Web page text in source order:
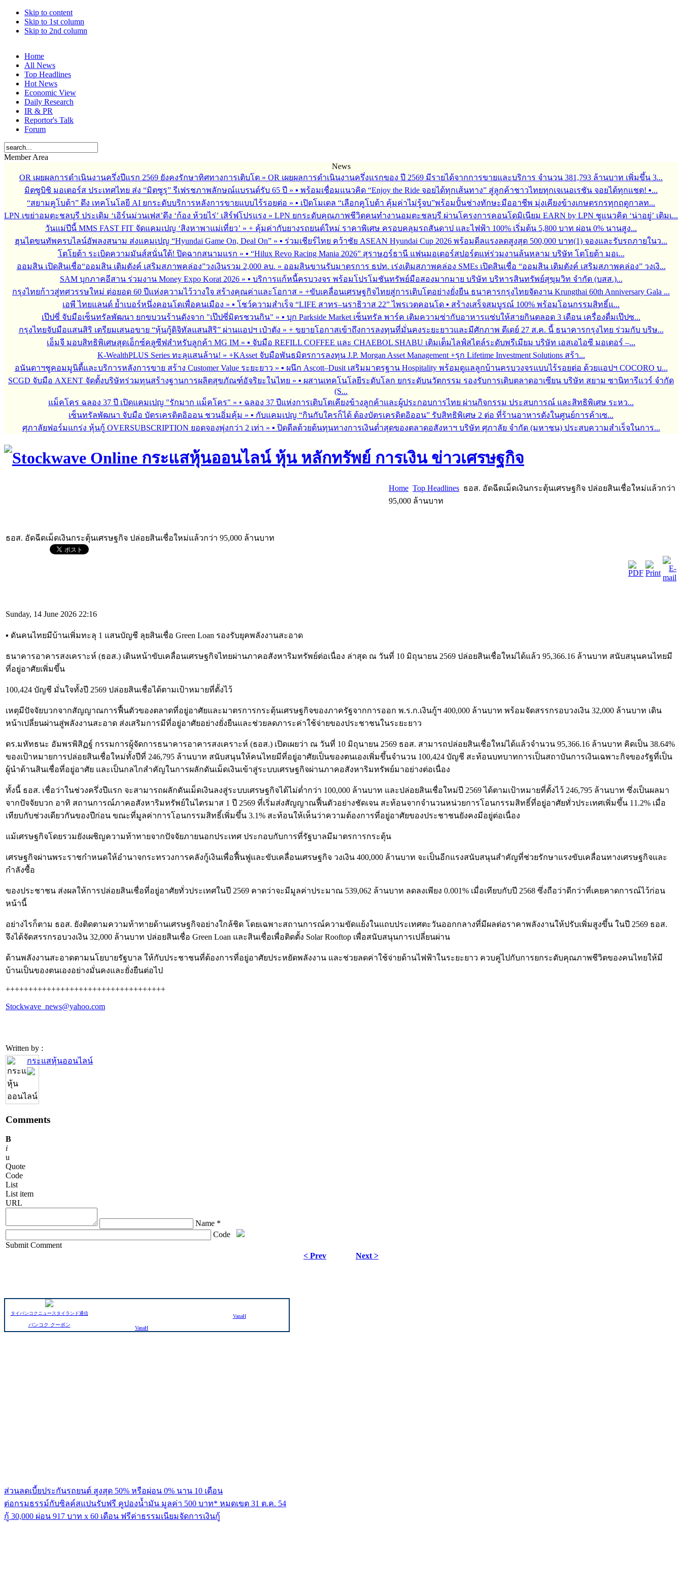
Skip to content
Skip to 1st column
Skip to 2nd column
Home
All News
Top Headlines
Hot News
Economic View
Daily Research
IR & PR
Reportor's Talk
Forum
Member Area
News
OR เผยผลการดำเนินงานครึ่งปีแรก 2569 ยังคงรักษาทิศทางการเติบโต » OR เผยผลการดำเนินงานครึ่งแรกของ ปี 2569 มีรายได้จากการขายและบริการ จำนวน 381,793 ล้านบาท เพิ่มขึ้น 3...
มิตซูบิชิ มอเตอร์ส ประเทศไทย ส่ง “มิตซูรุ” รีเฟรชภาพลักษณ์แบรนด์รับ 65 ปี » ▪︎ พร้อมเชื่อมแนวคิด “Enjoy the Ride จอยได้ทุกเส้นทาง” สู่ลูกค้าชาวไทยทุกเจเนอเรชัน จอยได้ทุกแชต! ▪...
“สยามคูโบต้า” ดึง เทคโนโลยี AI ยกระดับบริการหลังการขายแบบไร้รอยต่อ » ▪︎ เปิดโมเดล “เลือกคูโบต้า คุ้มค่าไม่รู้จบ”พร้อมปั้นช่างทักษะมืออาชีพ มุ่งเคียงข้างเกษตรกรทุกฤดูกาลท...
LPN เขย่าอมตะชลบุรี ประเดิม ‘เอิร์นม่วนเฟส’ดึง ‘ก้อง ห้วยไร่’ เสิร์ฟโปรแรง » LPN ยกระดับคุณภาพชีวิตคนทำงานอมตะชลบุรี ผ่านโครงการคอนโดมิเนียม EARN by LPN ชูแนวคิด ‘น่าอยู่’ เติมเ...
วันแม่ปีนี้ MMS FAST FIT จัดแคมเปญ ‘สิงหาพาแม่เที่ยว’ » + คุ้มค่ากับยางรถยนต์ใหม่ ราคาพิเศษ ครอบคลุมรถสันดาป และไฟฟ้า 100% เริ่มต้น 5,800 บาท ผ่อน 0% นานสูง...
ฮุนไดขนทัพครบไลน์อัพลงสนาม ส่งแคมเปญ “Hyundai Game On, Deal On” » ▪︎ ร่วมเชียร์ไทย คว้าชัย ASEAN Hyundai Cup 2026 พร้อมดีลแรงลดสูงสุด 500,000 บาท(1) จองและรับรถภายในว...
โตโยต้า ระเบิดความมันส์สนั่นใต้! ปิดฉากสนามแรก » ▪︎ “Hilux Revo Racing Mania 2026” สุราษฎร์ธานี แฟนมอเตอร์สปอร์ตแห่ร่วมงานล้นหลาม บริษัท โตโยต้า มอเ...
ออมสิน เปิดสินเชื่อ“ออมสิน เติมตังค์ เสริมสภาพคล่อง”วงเงินรวม 2,000 ลบ. » ออมสินขานรับมาตรการ ธปท. เร่งเติมสภาพคล่อง SMEs เปิดสินเชื่อ “ออมสิน เติมตังค์ เสริมสภาพคล่อง” วงเงิ...
SAM บุกภาคอีสาน ร่วมงาน Money Expo Korat 2026» ▪︎ บริการแก้หนี้ครบวงจร พร้อมโปรโมชันทรัพย์มือสองมากมาย บริษัท บริหารสินทรัพย์สุขุมวิท จำกัด (บสส.)...
กรุงไทยก้าวสู่ทศวรรษใหม่ ต่อยอด 60 ปีแห่งความไว้วางใจ สร้างคุณค่าและโอกาส » +ขับเคลื่อนเศรษฐกิจไทยสู่การเติบโตอย่างยั่งยืน ธนาคารกรุงไทยจัดงาน Krungthai 60th Anniversary Gala ...
เอพี ไทยแลนด์ ย้ำเบอร์หนึ่งคอนโดเพื่อคนเมือง » ▪︎ โชว์ความสำเร็จ “LIFE สาทร–นราธิวาส 22” ไพรเวตคอนโด ▪︎ สร้างเสร็จสมบูรณ์ 100% พร้อมโอนกรรมสิทธิ์แ...
เป๊ปซี่ จับมือเซ็นทรัลพัฒนา ยกขบวนร้านดังจาก "เป๊ปซี่มิตรชวนกิน" » ▪︎ บุก Parkside Market เซ็นทรัล พาร์ค เติมความซ่ากับอาหารแซ่บให้สายกินตลอด 3 เดือน เครื่องดื่มเป๊ปซ...
กรุงไทยจับมือแสนสิริ เตรียมเสนอขาย “หุ้นกู้ดิจิทัลแสนสิริ” ผ่านแอปฯ เป๋าตัง » + ขยายโอกาสเข้าถึงการลงทุนที่มั่นคงระยะยาวและมีศักภาพ ดีเดย์ 27 ส.ค. นี้ ธนาคารกรุงไทย ร่วมกับ บริษ...
เอ็มจี มอบสิทธิพิเศษสุดเอ็กซ์คลูซีฟสำหรับลูกค้า MG IM » ▪︎ จับมือ REFILL COFFEE และ CHAEBOL SHABU เติมเต็มไลฟ์สไตล์ระดับพรีเมียม บริษัท เอสเอไอซี มอเตอร์ –...
K-WealthPLUS Series ทะลุแสนล้าน! » +KAsset จับมือพันธมิตรการลงทุน J.P. Morgan Asset Management +รุก Lifetime Investment Solutions สร้า...
อนันดาฯชูคอมมูนิตี้และบริการหลังการขาย สร้าง Customer Value ระยะยาว » ▪︎ ผนึก Ascott–Dusit เสริมมาตรฐาน Hospitality พร้อมดูแลลูกบ้านครบวงจรแบบไร้รอยต่อ ด้วยแอปฯ COCORO บ...
SCGD จับมือ AXENT จัดตั้งบริษัทร่วมทุนสร้างฐานการผลิตสุขภัณฑ์อัจริยะในไทย » ▪︎ ผสานเทคโนโลยีระดับโลก ยกระดับนวัตกรรม รองรับการเติบตลาดอาเซียน บริษัท สยาม ซานิทารีแวร์ จำกัด
(S...
แม็คโคร ฉลอง 37 ปี เปิดแคมเปญ "รักมาก แม็คโคร" » • ฉลอง 37 ปีแห่งการเติบโตเคียงข้างลูกค้าและผู้ประกอบการไทย ผ่านกิจกรรม ประสบการณ์ และสิทธิพิเศษ ระหว...
เซ็นทรัลพัฒนา จับมือ บัตรเครดิตอิออน ชวนอิ่มคุ้ม » ▪︎ กับแคมเปญ “กินกับใครก็ได้ ต้องบัตรเครดิตอิออน” รับสิทธิพิเศษ 2 ต่อ ที่ร้านอาหารดังในศูนย์การค้าเซ...
ศุภาลัยฟอร์มแกร่ง หุ้นกู้ OVERSUBSCRIPTION ยอดจองพุ่งกว่า 2 เท่า » ▪︎ ปิดดีลด้วยต้นทุนทางการเงินต่ำสุดของตลาดอสังหาฯ บริษัท ศุภาลัย จำกัด (มหาชน) ประสบความสำเร็จในการ...
Home Top Headlines ธอส. อัดฉีดเม็ดเงินกระตุ้นเศรษฐกิจ ปล่อยสินเชื่อใหม่แล้วกว่า
95,000 ล้านบาท
ธอส. อัดฉีดเม็ดเงินกระตุ้นเศรษฐกิจ ปล่อยสินเชื่อใหม่แล้วกว่า 95,000 ล้านบาท
Sunday, 14 June 2026 22:16
▪︎ ดันคนไทยมีบ้านเพิ่มทะลุ 1 แสนบัญชี ลุยสินเชื่อ Green Loan รองรับยุคพลังงานสะอาด
ธนาคารอาคารสงเคราะห์ (ธอส.) เดินหน้าขับเคลื่อนเศรษฐกิจไทยผ่านภาคอสังหาริมทรัพย์ต่อเนื่อง ล่าสุด ณ วันที่ 10 มิถุนายน 2569 ปล่อยสินเชื่อใหม่ได้แล้ว 95,366.16 ล้านบาท สนับสนุนคนไทยมี
ที่อยู่อาศัยเพิ่มขึ้น
100,424 บัญชี มั่นใจทั้งปี 2569 ปล่อยสินเชื่อได้ตามเป้าหมายที่ตั้งไว้
เหตุมีปัจจัยบวกจากสัญญาณการฟื้นตัวของตลาดที่อยู่อาศัยและมาตรการกระตุ้นเศรษฐกิจของภาครัฐจากการออก พ.ร.ก.เงินกู้ฯ 400,000 ล้านบาท พร้อมจัดสรรกรอบวงเงิน 32,000 ล้านบาท เดิน
หน้าเปลี่ยนผ่านสู่พลังงานสะอาด ส่งเสริมการมีที่อยู่อาศัยอย่างยั่งยืนและช่วยลดภาระค่าใช้จ่ายของประชาชนในระยะยาว
ดร.มหัทธนะ อัมพรพิสิฏฐ์ กรรมการผู้จัดการธนาคารอาคารสงเคราะห์ (ธอส.) เปิดเผยว่า ณ วันที่ 10 มิถุนายน 2569 ธอส. สามารถปล่อยสินเชื่อใหม่ได้แล้วจำนวน 95,366.16 ล้านบาท คิดเป็น 38.64%
ของเป้าหมายการปล่อยสินเชื่อใหม่ทั้งปีที่ 246,795 ล้านบาท สนับสนุนให้คนไทยมีที่อยู่อาศัยเป็นของตนเองเพิ่มขึ้นจำนวน 100,424 บัญชี สะท้อนบทบาทการเป็นสถาบันการเงินเฉพาะกิจของรัฐที่เป็น
ผู้นำด้านสินเชื่อที่อยู่อาศัย และเป็นกลไกสำคัญในการผลักดันเม็ดเงินเข้าสู่ระบบเศรษฐกิจผ่านภาคอสังหาริมทรัพย์มาอย่างต่อเนื่อง
ทั้งนี้ ธอส. เชื่อว่าในช่วงครึ่งปีแรก จะสามารถผลักดันเม็ดเงินลงสู่ระบบเศรษฐกิจได้ไม่ต่ำกว่า 100,000 ล้านบาท และปล่อยสินเชื่อใหม่ปี 2569 ได้ตามเป้าหมายที่ตั้งไว้ 246,795 ล้านบาท ซึ่งเป็นผลมา
จากปัจจัยบวก อาทิ สถานการณ์ภาคอสังหาริมทรัพย์ในไตรมาส 1 ปี 2569 ที่เริ่มส่งสัญญาณฟื้นตัวอย่างชัดเจน สะท้อนจากจำนวนหน่วยการโอนกรรมสิทธิ์ที่อยู่อาศัยทั่วประเทศเพิ่มขึ้น 11.2% เมื่อ
เทียบกับช่วงเดียวกันของปีก่อน ขณะที่มูลค่าการโอนกรรมสิทธิ์เพิ่มขึ้น 3.1% สะท้อนให้เห็นว่าความต้องการที่อยู่อาศัยของประชาชนยังคงมีอยู่ต่อเนื่อง
แม้เศรษฐกิจโดยรวมยังเผชิญความท้าทายจากปัจจัยภายนอกประเทศ ประกอบกับการที่รัฐบาลมีมาตรการกระตุ้น
เศรษฐกิจผ่านพระราชกำหนดให้อำนาจกระทรวงการคลังกู้เงินเพื่อฟื้นฟูและขับเคลื่อนเศรษฐกิจ วงเงิน 400,000 ล้านบาท จะเป็นอีกแรงสนับสนุนสำคัญที่ช่วยรักษาแรงขับเคลื่อนทางเศรษฐกิจและ
กำลังซื้อ
ของประชาชน ส่งผลให้การปล่อยสินเชื่อที่อยู่อาศัยทั่วประเทศในปี 2569 คาดว่าจะมีมูลค่าประมาณ 539,062 ล้านบาท ลดลงเพียง 0.001% เมื่อเทียบกับปี 2568 ซึ่งถือว่าดีกว่าที่เคยคาดการณ์ไว้ก่อน
หน้านี้
อย่างไรก็ตาม ธอส. ยังติดตามความท้าทายด้านเศรษฐกิจอย่างใกล้ชิด โดยเฉพาะสถานการณ์ความขัดแย้งในแถบประเทศตะวันออกกลางที่มีผลต่อราคาพลังงานให้ปรับเพิ่มสูงขึ้น ในปี 2569 ธอส.
จึงได้จัดสรรกรอบวงเงิน 32,000 ล้านบาท ปล่อยสินเชื่อ Green Loan และสินเชื่อเพื่อติดตั้ง Solar Rooftop เพื่อสนับสนุนการเปลี่ยนผ่าน
ด้านพลังงานสะอาดตามนโยบายรัฐบาล ให้กับประชาชนที่ต้องการที่อยู่อาศัยประหยัดพลังงาน และช่วยลดค่าใช้จ่ายด้านไฟฟ้าในระยะยาว ควบคู่ไปกับการยกระดับคุณภาพชีวิตของคนไทยให้มี
บ้านเป็นของตนเองอย่างมั่นคงและยั่งยืนต่อไป
+++++++++++++++++++++++++++++++++++
Stockwave_news@yahoo.com
Written by :
กระแสหุ้นออนไลน์
Comments
B
i
u
Quote
Code
List
List item
URL
Name *
Code
Submit Comment
< Prev
Next >
タイバンコクニュースタイランド通信
VanaH
バンコク クーポン
VanaH
ส่วนลดเบี้ยประกันรถยนต์ สูงสุด 50% หรือผ่อน 0% นาน 10 เดือน
ต่อกรมธรรม์กับซิลค์สแปนรับฟรี คูปองน้ำมัน มูลค่า 500 บาท* หมดเขต 31 ต.ค. 54
กู้ 30,000 ผ่อน 917 บาท x 60 เดือน ฟรีค่าธรรมเนียมจัดการเงินกู้